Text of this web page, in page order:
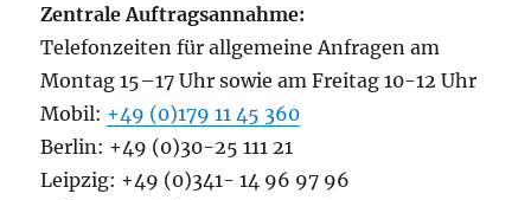
Zentrale Auftragsannahme:
Telefonzeiten für allgemeine Anfragen am
Montag 15–17 Uhr sowie am Freitag 10-12 Uhr
Mobil: +49 (0)179 11 45 360
Berlin: +49 (0)30-25 111 21
Leipzig: +49 (0)341- 14 96 97 96